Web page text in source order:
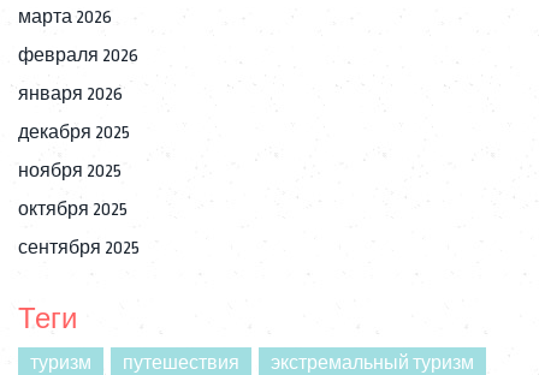
марта 2026
февраля 2026
января 2026
декабря 2025
ноября 2025
октября 2025
сентября 2025
Теги
туризм путешествия
экстремальный туризм